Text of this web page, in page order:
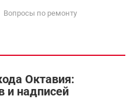
Вопросы по ремонту
Октавия:
и надписей